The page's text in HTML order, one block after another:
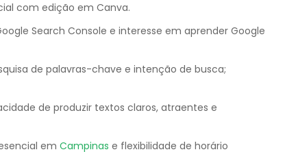
com edição em Canva.
Search Console e interesse em aprender Google
de palavras-chave e intenção de busca;
de produzir textos claros, atraentes e
em Campinas e flexibilidade de horário